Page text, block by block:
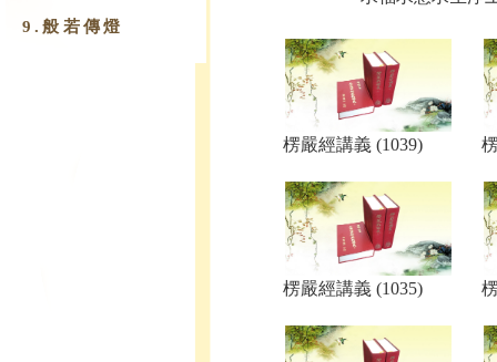
9.​般若傳燈
楞嚴經講義 (1039)
楞嚴經講義 (1035)